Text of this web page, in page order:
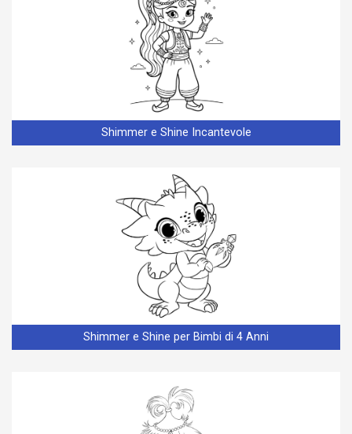
Shimmer e Shine Incantevole
Shimmer e Shine per Bimbi di 4 Anni